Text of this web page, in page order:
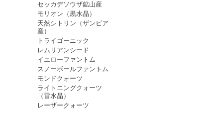
セッカデソウザ鉱山産
モリオン（黒水晶）
天然シトリン（ザンビア
産）
トライゴーニック
レムリアンシード
イエローファントム
スノーボールファントム
モンドクォーツ
ライトニングクォーツ
（雷水晶）
レーザークォーツ